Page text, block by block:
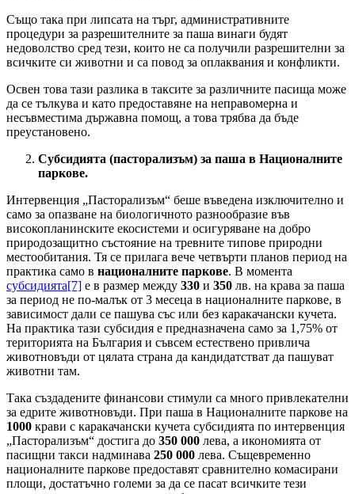
Също така при липсата на търг, административните
процедури за разрешителните за паша винаги будят
недоволство сред тези, които не са получили разрешителни за
всичките си животни и са повод за оплаквания и конфликти.
Освен това тази разлика в таксите за различните пасища може
да се тълкува и като предоставяне на неправомерна и
несъвместима държавна помощ, а това трябва да бъде
преустановено.
Субсидията (пасторализъм) за паша в Националните
паркове.
Интервенция „Пасторализъм“ беше въведена изключително и
само за опазване на биологичното разнообразие във
високопланинските екосистеми и осигуряване на добро
природозащитно състояние на тревните типове природни
местообитания. Тя се прилага вече четвърти планов период на
практика само в националните паркове. В момента
субсидията[7] е в размер между 330 и 350 лв. на крава за паша
за период не по-малък от 3 месеца в националните паркове, в
зависимост дали се пашува със или без каракачански кучета.
На практика тази субсидия е предназначена само за 1,75% от
територията на България и съвсем естествено привлича
животновъди от цялата страна да кандидатстват да пашуват
животни там.
Така създадените финансови стимули са много привлекателни
за едрите животновъди. При паша в Националните паркове на
1000 крави с каракачански кучета субсидията по интервенция
„Пасторализъм“ достига до 350 000 лева, а икономията от
пасищни такси надминава 250 000 лева. Същевременно
националните паркове предоставят сравнително комасирани
площи, достатъчно големи за да се пасат всичките тези